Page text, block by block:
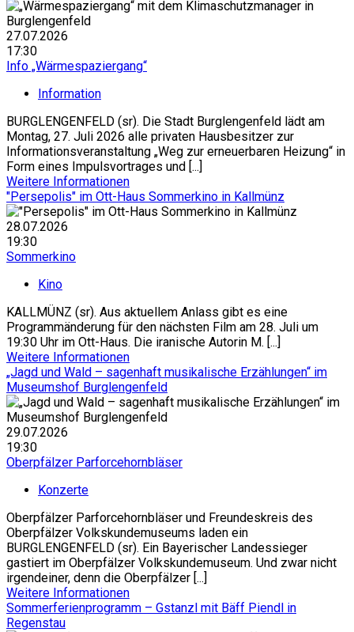
27.07.2026
17:30
Info „Wärmespaziergang“
Information
BURGLENGENFELD (sr). Die Stadt Burglengenfeld lädt am
Montag, 27. Juli 2026 alle privaten Hausbesitzer zur
Informationsveranstaltung „Weg zur erneuerbaren Heizung“ in
Form eines Impulsvortrages und [...]
Weitere Informationen
"Persepolis" im Ott-Haus Sommerkino in Kallmünz
28.07.2026
19:30
Sommerkino
Kino
KALLMÜNZ (sr). Aus aktuellem Anlass gibt es eine
Programmänderung für den nächsten Film am 28. Juli um
19:30 Uhr im Ott-Haus. Die iranische Autorin M. [...]
Weitere Informationen
„Jagd und Wald – sagenhaft musikalische Erzählungen“ im
Museumshof Burglengenfeld
29.07.2026
19:30
Oberpfälzer Parforcehornbläser
Konzerte
Oberpfälzer Parforcehornbläser und Freundeskreis des
Oberpfälzer Volkskundemuseums laden ein
BURGLENGENFELD (sr). Ein Bayerischer Landessieger
gastiert im Oberpfälzer Volkskundemuseum. Und zwar nicht
irgendeiner, denn die Oberpfälzer [...]
Weitere Informationen
Sommerferienprogramm – Gstanzl mit Bäff Piendl in
Regenstau